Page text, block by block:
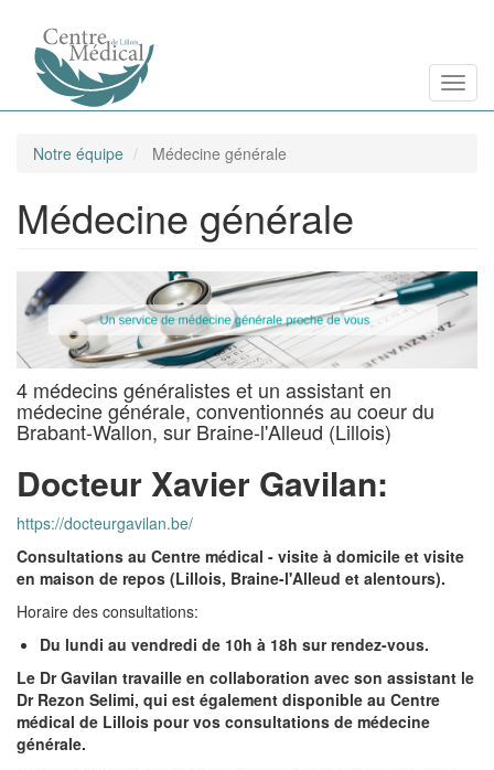
contenu
Notre équipe Médecine générale
Médecine générale
4 médecins généralistes et un assistant en
médecine générale, conventionnés au coeur du
Brabant-Wallon, sur Braine-l'Alleud (Lillois)
Docteur Xavier Gavilan:
https://docteurgavilan.be/
Consultations au Centre médical - visite à domicile et visite
en maison de repos (Lillois, Braine-l'Alleud et alentours).
Horaire des consultations:
Du lundi au vendredi de 10h à 18h sur rendez-vous.
Le Dr Gavilan travaille en collaboration avec son assistant le
Dr Rezon Selimi, qui est également disponible au Centre
médical de Lillois pour vos consultations de médecine
générale.